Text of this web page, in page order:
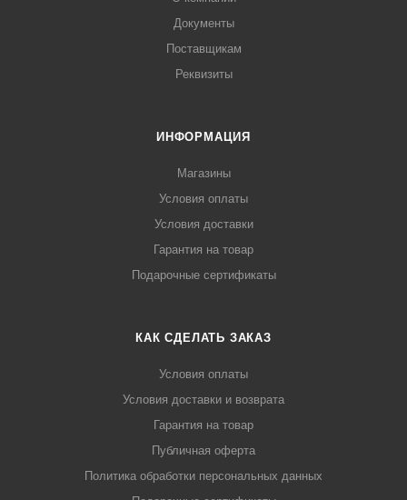
Документы
Поставщикам
Реквизиты
ИНФОРМАЦИЯ
Магазины
Условия оплаты
Условия доставки
Гарантия на товар
Подарочные сертификаты
КАК СДЕЛАТЬ ЗАКАЗ
Условия оплаты
Условия доставки и возврата
Гарантия на товар
Публичная оферта
Политика обработки персональных данных